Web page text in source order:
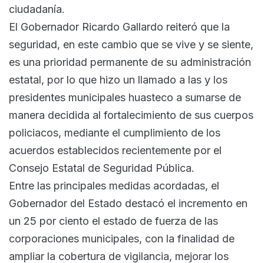
ciudadanía.
El Gobernador Ricardo Gallardo reiteró que la
seguridad, en este cambio que se vive y se siente,
es una prioridad permanente de su administración
estatal, por lo que hizo un llamado a las y los
presidentes municipales huasteco a sumarse de
manera decidida al fortalecimiento de sus cuerpos
policiacos, mediante el cumplimiento de los
acuerdos establecidos recientemente por el
Consejo Estatal de Seguridad Pública.
Entre las principales medidas acordadas, el
Gobernador del Estado destacó el incremento en
un 25 por ciento el estado de fuerza de las
corporaciones municipales, con la finalidad de
ampliar la cobertura de vigilancia, mejorar los